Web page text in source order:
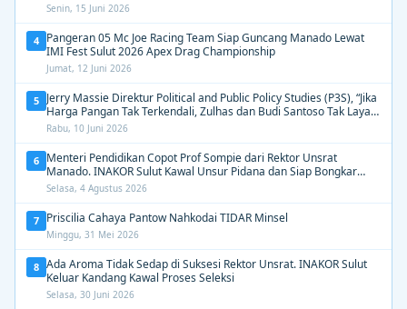
Senin, 15 Juni 2026
4 Pangeran 05 Mc Joe Racing Team Siap Guncang Manado Lewat
IMI Fest Sulut 2026 Apex Drag Championship
Jumat, 12 Juni 2026
5 Jerry Massie Direktur Political and Public Policy Studies (P3S), “Jika
Harga Pangan Tak Terkendali, Zulhas dan Budi Santoso Tak Layak
Dipertahankan”
Rabu, 10 Juni 2026
6 Menteri Pendidikan Copot Prof Sompie dari Rektor Unsrat
Manado. INAKOR Sulut Kawal Unsur Pidana dan Siap Bongkar
Aroma Busuk di Suksesi Rektor
Selasa, 4 Agustus 2026
7 Priscilia Cahaya Pantow Nahkodai TIDAR Minsel
Minggu, 31 Mei 2026
8 Ada Aroma Tidak Sedap di Suksesi Rektor Unsrat. INAKOR Sulut
Keluar Kandang Kawal Proses Seleksi
Selasa, 30 Juni 2026